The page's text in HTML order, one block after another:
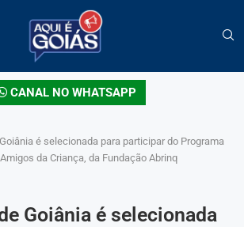
CANAL NO WHATSAPP
é selecionada para participar do Programa
da Criança, da Fundação Abrinq
Goiânia é selecionada